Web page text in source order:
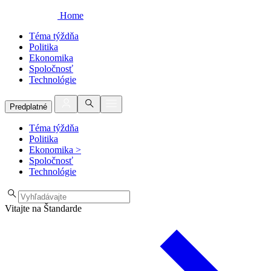
Home
Téma týždňa
Politika
Ekonomika
Spoločnosť
Technológie
Predplatné
Téma týždňa
Politika
Ekonomika >
Spoločnosť
Technológie
Vitajte na Štandarde